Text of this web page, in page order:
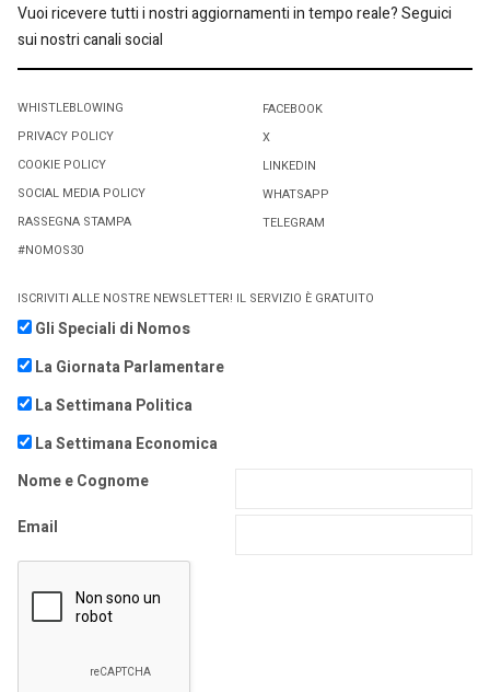
Vuoi ricevere tutti i nostri aggiornamenti in tempo reale? Seguici
sui nostri canali social
WHISTLEBLOWING
PRIVACY POLICY
COOKIE POLICY
SOCIAL MEDIA POLICY
RASSEGNA STAMPA
#NOMOS30
FACEBOOK
X
LINKEDIN
WHATSAPP
TELEGRAM
ISCRIVITI ALLE NOSTRE NEWSLETTER! IL SERVIZIO È GRATUITO
Gli Speciali di Nomos
La Giornata Parlamentare
La Settimana Politica
La Settimana Economica
Nome e Cognome
Email